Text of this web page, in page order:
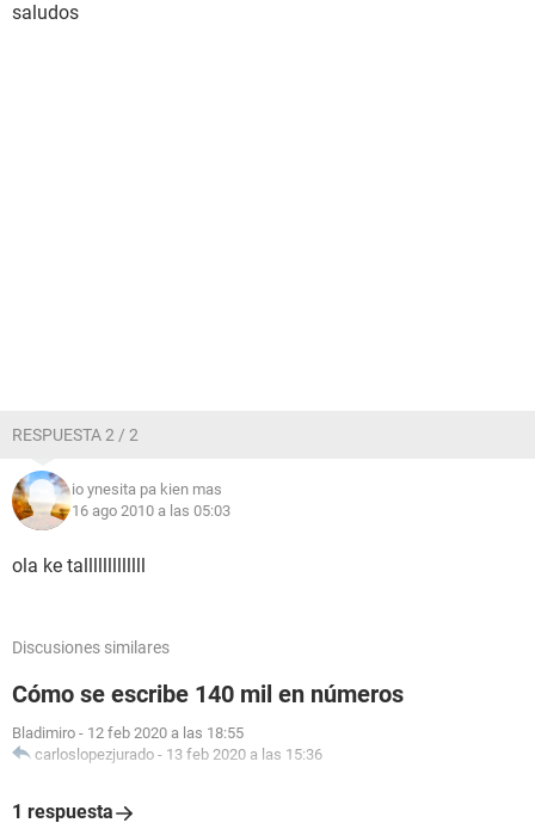
saludos
RESPUESTA 2 / 2
io ynesita pa kien mas
16 ago 2010 a las 05:03
ola ke talllllllllllll
Discusiones similares
Cómo se escribe 140 mil en números
Bladimiro - 12 feb 2020 a las 18:55
carloslopezjurado - 13 feb 2020 a las 15:36
1 respuesta